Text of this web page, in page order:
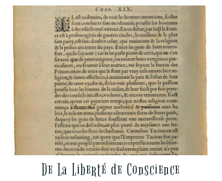
De La Liberté de Conscience